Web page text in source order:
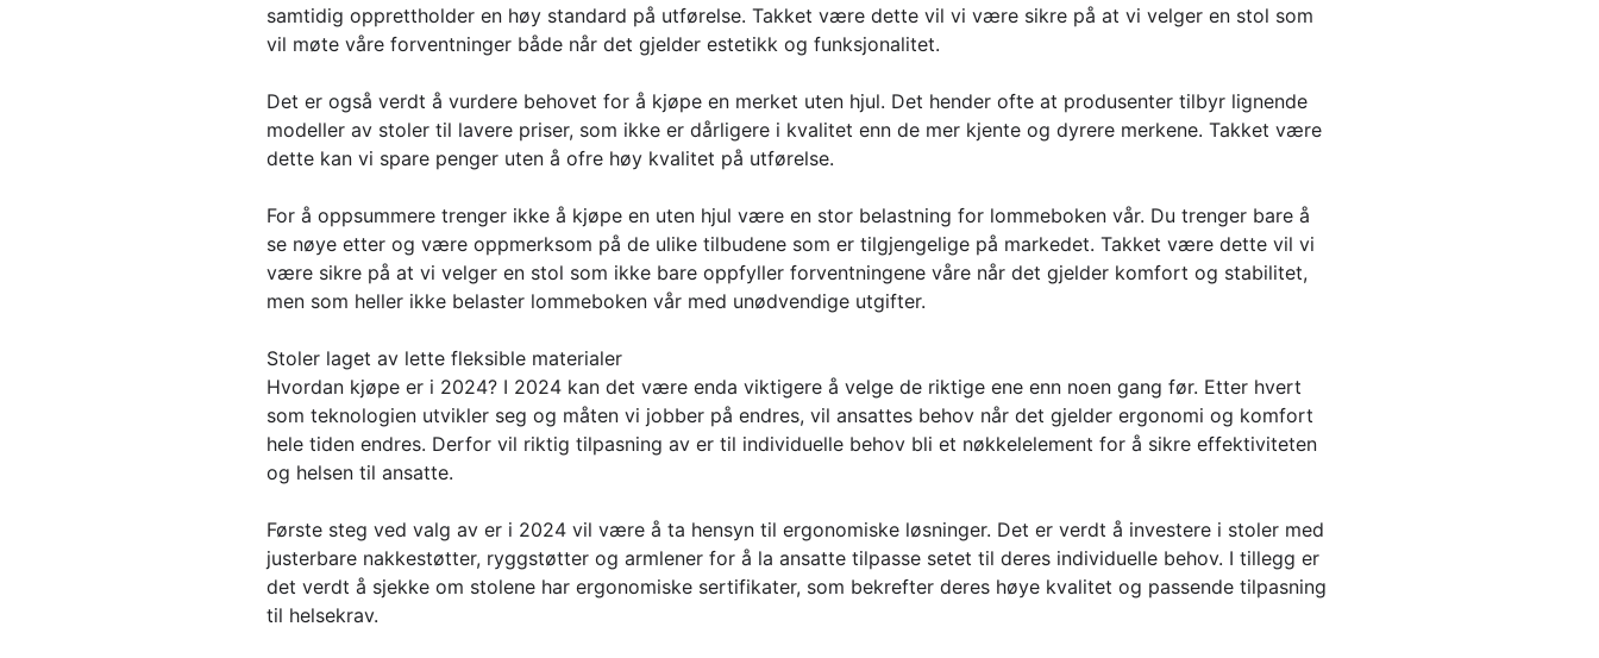
samtidig opprettholder en høy standard på utførelse. Takket være dette vil vi være sikre på at vi velger en stol som
vil møte våre forventninger både når det gjelder estetikk og funksjonalitet.
Det er også verdt å vurdere behovet for å kjøpe en merket uten hjul. Det hender ofte at produsenter tilbyr lignende
modeller av stoler til lavere priser, som ikke er dårligere i kvalitet enn de mer kjente og dyrere merkene. Takket være
dette kan vi spare penger uten å ofre høy kvalitet på utførelse.
For å oppsummere trenger ikke å kjøpe en uten hjul være en stor belastning for lommeboken vår. Du trenger bare å
se nøye etter og være oppmerksom på de ulike tilbudene som er tilgjengelige på markedet. Takket være dette vil vi
være sikre på at vi velger en stol som ikke bare oppfyller forventningene våre når det gjelder komfort og stabilitet,
men som heller ikke belaster lommeboken vår med unødvendige utgifter.
Stoler laget av lette fleksible materialer
Hvordan kjøpe er i 2024? I 2024 kan det være enda viktigere å velge de riktige ene enn noen gang før. Etter hvert
som teknologien utvikler seg og måten vi jobber på endres, vil ansattes behov når det gjelder ergonomi og komfort
hele tiden endres. Derfor vil riktig tilpasning av er til individuelle behov bli et nøkkelelement for å sikre effektiviteten
og helsen til ansatte.
Første steg ved valg av er i 2024 vil være å ta hensyn til ergonomiske løsninger. Det er verdt å investere i stoler med
justerbare nakkestøtter, ryggstøtter og armlener for å la ansatte tilpasse setet til deres individuelle behov. I tillegg er
det verdt å sjekke om stolene har ergonomiske sertifikater, som bekrefter deres høye kvalitet og passende tilpasning
til helsekrav.